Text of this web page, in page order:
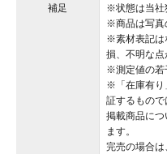
補足
※状態は当社
※商品は写真
※素材表記は
損、不明な点
※測定値の若
※「在庫有り
証するもので
掲載商品に
ます。
完売の場合